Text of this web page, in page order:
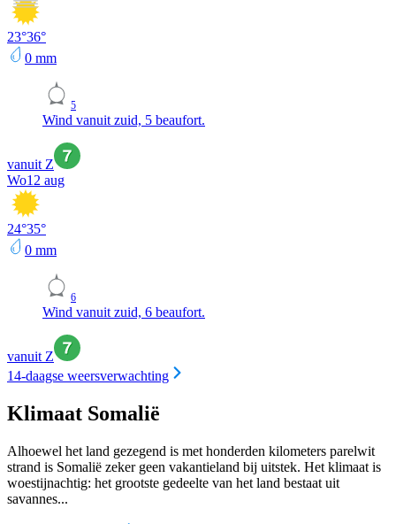
23°36°
0 mm
5
Wind vanuit zuid, 5 beaufort.
vanuit Z
Wo12 aug
24°35°
0 mm
6
Wind vanuit zuid, 6 beaufort.
vanuit Z
14-daagse weersverwachting
Klimaat Somalië
Alhoewel het land gezegend is met honderden kilometers parelwit
strand is Somalië zeker geen vakantieland bij uitstek. Het klimaat is
woestijnachtig: het grootste gedeelte van het land bestaat uit
savannes...